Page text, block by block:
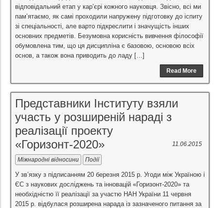
відповідальний етап у кар’єрі кожного науковця. Звісно, всі ми
пам’ятаємо, як самі проходили напружену підготовку до іспиту
зі спеціальності, але варто підкреслити і значущість інших
основних предметів. Безумовна корисність вивчення філософії
обумовлена тим, що ця дисципліна є базовою, основою всіх
основ, а також вона приводить до ладу […]
Read More
Представники Інституту взяли
участь у розширеній нараді з
реалізації проекту
«Горизонт-2020»
11.06.2015
Міжнародні відносини Події
У зв’язку з підписанням 20 березня 2015 р. Угоди між Україною і
ЄС з наукових досліджень та інновацій «Горизонт-2020» та
необхідністю її реалізації за участю НАН України 11 червня
2015 р. відбулася розширена нарада із зазначеного питання за